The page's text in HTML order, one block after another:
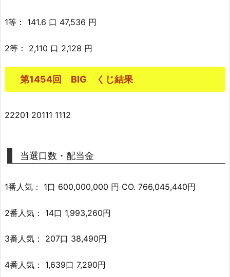
1等： 141.6 口 47,536 円
2等： 2,110 口 2,128 円
第1454回 BIG くじ結果
22201 20111 1112
当選口数・配当金
1番人気： 1口 600,000,000 円 CO. 766,045,440円
2番人気： 14口 1,993,260円
3番人気： 207口 38,490円
4番人気： 1,639口 7,290円